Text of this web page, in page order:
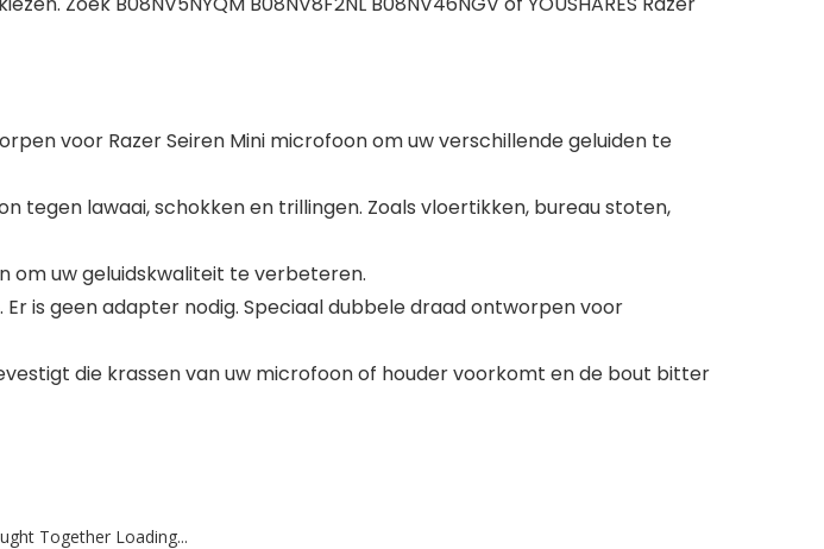
voor Razer Seiren Mini microfoon om uw verschillende geluiden te
tegen lawaai, schokken en trillingen. Zoals vloertikken, bureau stoten,
om uw geluidskwaliteit te verbeteren.
is geen adapter nodig. Speciaal dubbele draad ontworpen voor
die krassen van uw microfoon of houder voorkomt en de bout bitter
Together Loading...